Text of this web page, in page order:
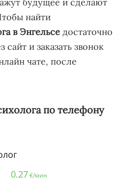
найти
в Энгельсе достаточно
и заказать звонок
чате, после
по телефону